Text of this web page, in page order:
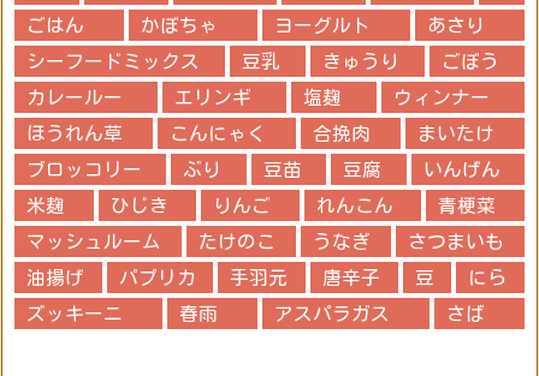
ごはん
かぼちゃ ヨーグルト
あさり
シーフードミックス
豆乳 きゅうり
ごぼう
カレールー
エリンギ 塩麹
ウィンナー
ほうれん草
こんにゃく 合挽肉
まいたけ
ブロッコリー
ぶり 豆苗 豆腐
いんげん
米麹
ひじき りんご れんこん
青梗菜
マッシュルーム
たけのこ うなぎ
さつまいも
油揚げ
パプリカ 手羽元 唐辛子 豆
にら
ズッキーニ
春雨 アスパラガス さば